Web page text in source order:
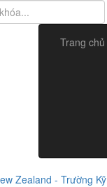
Trang chủ
Zealand - Trường